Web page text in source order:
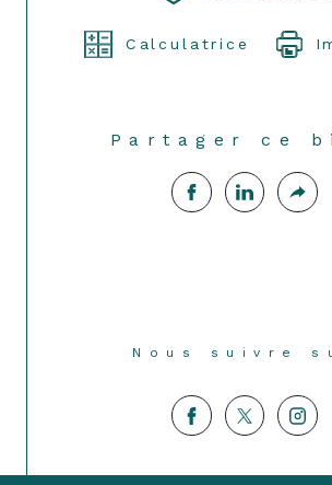
Calculatrice
Partager ce
Nous suivre